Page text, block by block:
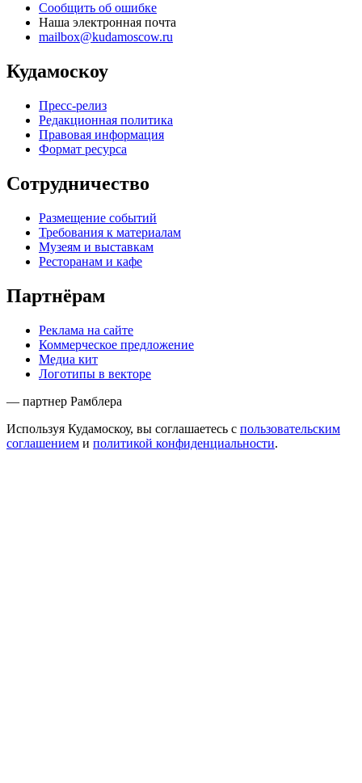
Сообщить об ошибке
Наша электронная почта
mailbox@kudamoscow.ru
Кудамоскоу
Пресс-релиз
Редакционная политика
Правовая информация
Формат ресурса
Сотрудничество
Размещение событий
Требования к материалам
Музеям и выставкам
Ресторанам и кафе
Партнёрам
Реклама на сайте
Коммерческое предложение
Медиа кит
Логотипы в векторе
— партнер Рамблера
Используя Кудамоскоу, вы соглашаетесь с пользовательским
соглашением и политикой конфиденциальности.